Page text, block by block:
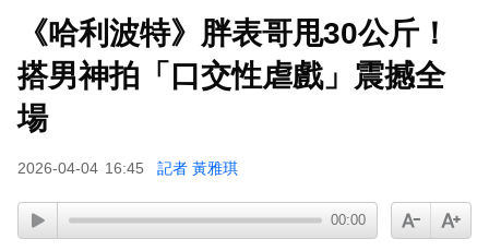
小24歲女友背景遭起底！姜厚任12點聲明「駁小
三傳聞」：你在講三小？
《哈利波特》胖表哥甩30公斤！
搭男神拍「口交性虐戲」震撼全
場
2026-04-04 16:45 記者 黃雅琪
00:00